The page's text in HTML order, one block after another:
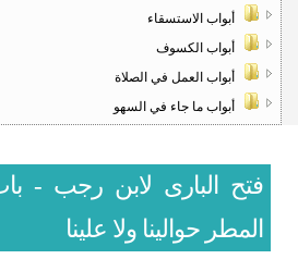
أبواب الاستسقاء
أبواب الكسوف
أبواب العمل في الصلاة
أبواب ما جاء في السهو
فتح البارى لابن رجب -
المطر حوالينا ولا علينا